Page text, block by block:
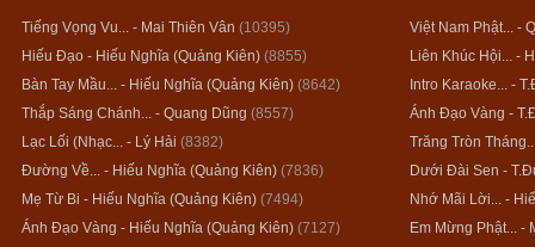
Tiếng Vọng Vu... - Mai Thiên Vân (10395)
Hiếu Đạo - Hiếu Nghĩa (Quảng Kiên) (8855)
Bàn Tay Mầu... - Hiếu Nghĩa (Quảng Kiên) (8642)
Thắp Sáng Chánh... - Quang Dũng (8557)
Lạc Lối (Nhạc... - Lý Hải (8382)
Đường Về... - Hiếu Nghĩa (Quảng Kiên) (7836)
Mẹ Từ Bi - Hiếu Nghĩa (Quảng Kiên) (7494)
Ánh Đạo Vàng - Hiếu Nghĩa (Quảng Kiên) (7127)
Việt Nam Phật... -
Liên Khúc Hội... -
Intro Karaoke... -
Ánh Đạo Vàng -
Trăng Tròn
Dưới Đài Sen -
Nhớ Mãi Lời... -
Em Mừng Phật... -